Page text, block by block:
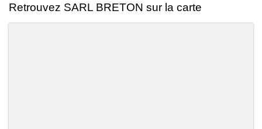
Retrouvez SARL BRETON sur la carte